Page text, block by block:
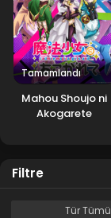
Tamamlandı
Mahou Shoujo ni
Akogarete
Filtre
TürTümü